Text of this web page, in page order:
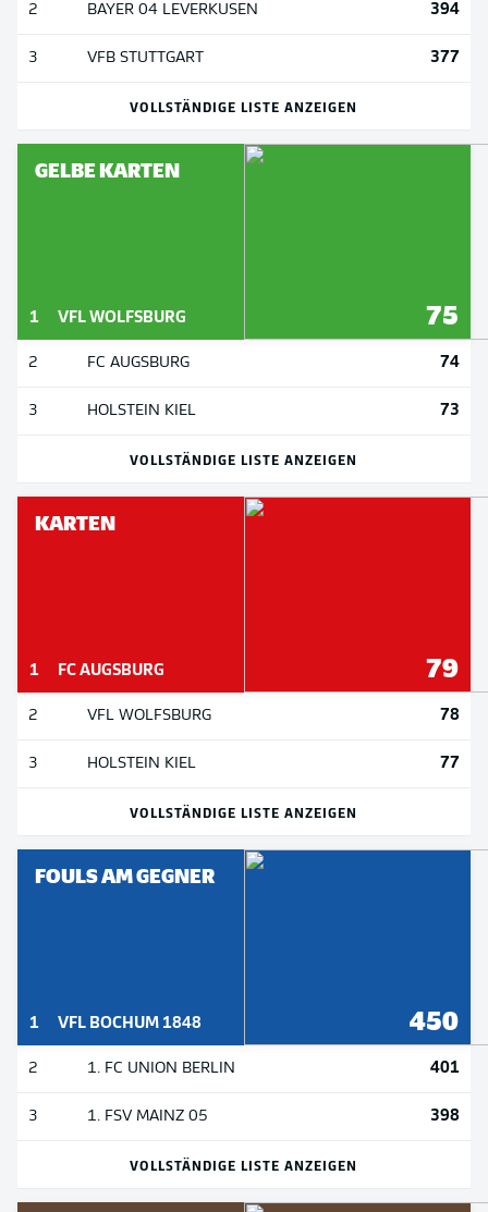
2 BAYER 04 LEVERKUSEN 394
3 VFB STUTTGART 377
VOLLSTÄNDIGE LISTE ANZEIGEN
GELBE KARTEN
1 VFL WOLFSBURG 75
2 FC AUGSBURG 74
3 HOLSTEIN KIEL 73
VOLLSTÄNDIGE LISTE ANZEIGEN
KARTEN
1 FC AUGSBURG 79
2 VFL WOLFSBURG 78
3 HOLSTEIN KIEL 77
VOLLSTÄNDIGE LISTE ANZEIGEN
FOULS AM GEGNER
1 VFL BOCHUM 1848 450
2 1. FC UNION BERLIN 401
3 1. FSV MAINZ 05 398
VOLLSTÄNDIGE LISTE ANZEIGEN